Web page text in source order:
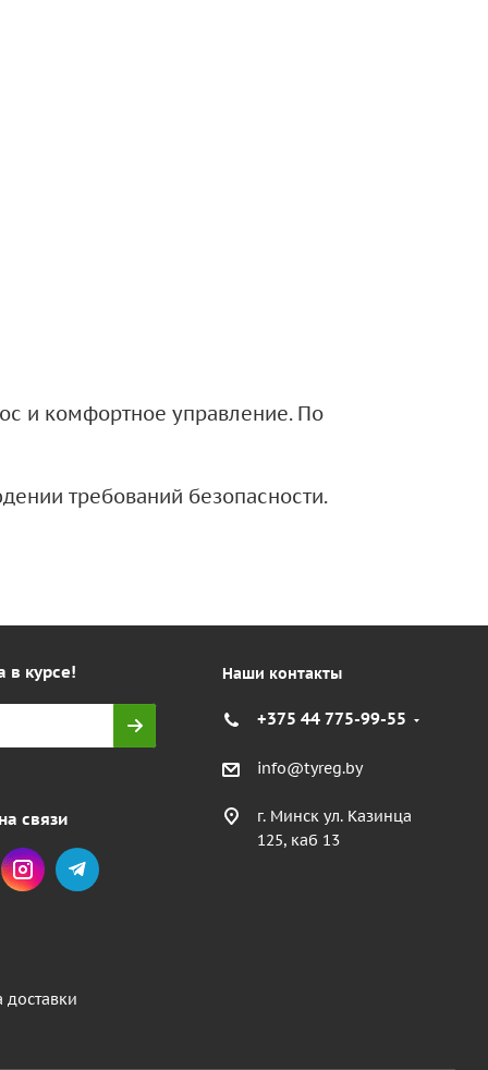
и комфортное управление. По
требований безопасности.
в курсе!
связи
доставки
Наши контакты
+375 44 775-99-55
info@tyreg.by
г. Минск ул. Казинца
125, каб 13